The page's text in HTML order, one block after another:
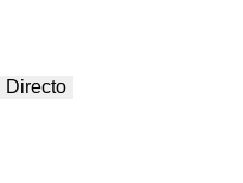
Directo